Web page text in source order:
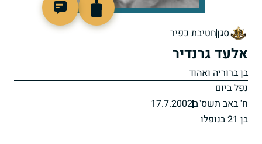
סגןחטיבת כפיר
אלעד גרנדיר
בן ברוריה ואהוד
נפל ביום
ח' באב תשס"ב17.7.2002
בן 21 בנופלו